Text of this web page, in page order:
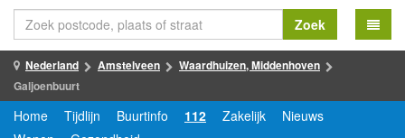
Zoek
Nederland Amstelveen
Waardhuizen, Middenhoven
Galjoenbuurt
Home Tijdlijn Buurtinfo 112 Zakelijk
Nieuws